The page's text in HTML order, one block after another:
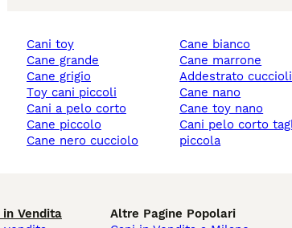
cani toy
cane grande
cane grigio
toy cani piccoli
cani a pelo corto
cane piccolo
cane nero cucciolo
cane bianco
cane marrone
addestrato cuccioli
cane nano
cane toy nano
cani pelo corto taglia
piccola
Vendita
Altre Pagine Popolari